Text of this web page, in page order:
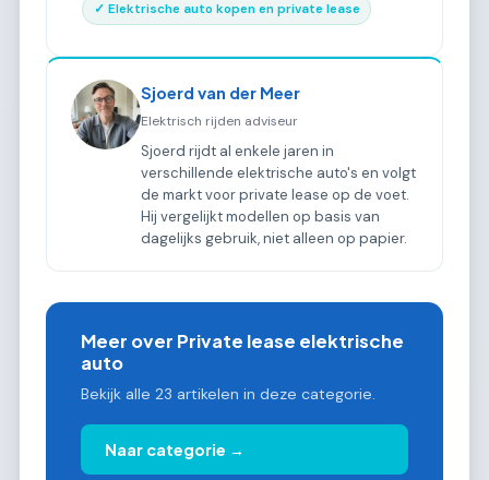
✓ Elektrische auto kopen en private lease
Sjoerd van der Meer
Elektrisch rijden adviseur
Sjoerd rijdt al enkele jaren in
verschillende elektrische auto's en volgt
de markt voor private lease op de voet.
Hij vergelijkt modellen op basis van
dagelijks gebruik, niet alleen op papier.
Meer over Private lease elektrische
auto
Bekijk alle 23 artikelen in deze categorie.
Naar categorie →